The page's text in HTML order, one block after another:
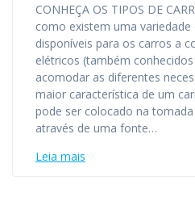
CONHEÇA OS TIPOS DE
como existem uma variedade
disponíveis para os carros a
elétricos (também
acomodar as diferentes
maior característica de um
pode ser colocado na
através de uma fonte…
Leia mais